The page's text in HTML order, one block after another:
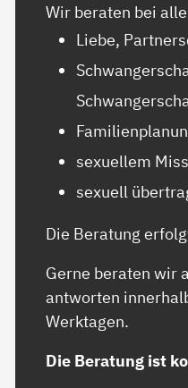
Wir beraten bei
Liebe,
sexuellem
sexuell
Die Beratung
Gerne beraten wir
antworten
Werktagen.
Die Beratung ist